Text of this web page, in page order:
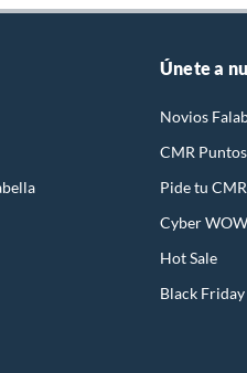
Únete a
Novios
CMR Puntos
Pide tu CMR
Cyber
Hot Sale
Black Friday